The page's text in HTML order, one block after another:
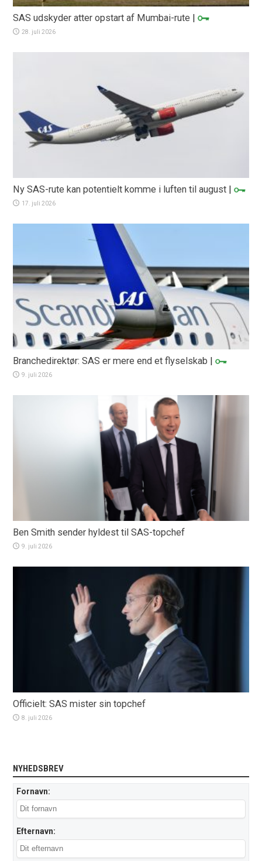
SAS udskyder atter opstart af Mumbai-rute |
28. juli 2026
Ny SAS-rute kan potentielt komme i luften til august |
17. juli 2026
Branchedirektør: SAS er mere end et flyselskab |
9. juli 2026
Ben Smith sender hyldest til SAS-topchef
9. juli 2026
Officielt: SAS mister sin topchef
8. juli 2026
NYHEDSBREV
Fornavn:
Efternavn: